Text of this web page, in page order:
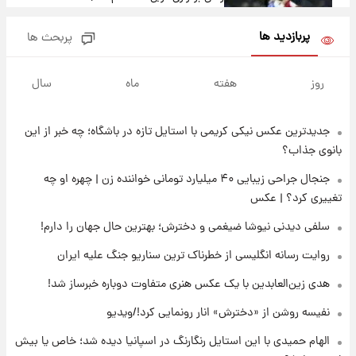
جزئیات
۱۴ ساعت پیش
آتش‌سوزی در لوناپارک شیراز؛ آخرین وضعیت
خزندگان خطرناک پس از حادثه
۱۹ ساعت پیش
خواستگار ۵۰ساله شاهدخت لئونور بازداشت شد
پربازدید ها پربحث ها
روز هفته ماه سال
جدیدترین عکس نیکی کریمی با استایل تازه در باشگاه؛ چه خبر از این
بانوی جذاب؟
جنجال جراحی زیبایی ۴۰ میلیارد تومانی خواننده زن | چهره او چه
تغییری کرد؟ | عکس
سلفی دیدنی نیوشا ضیغمی و دخترش؛ بهترین حال جهان را دارم!
روایت رسانه انگلیسی از خطرناک ترین سناریو جنگ علیه ایران
هدی زین‌العابدین با یک عکس هنری متفاوت دوباره خبرساز شد!
نفیسه روشن از «دخترش» انار رونمایی کرد!/ویدیو
الهام حمیدی با این استایل رنگارنگ در اسپانیا دیده شد؛ خاص یا بیش